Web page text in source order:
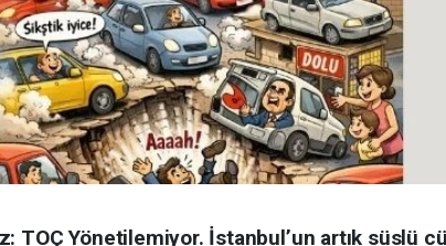
TOÇ Yönetilemiyor. İstanbul’un artık süslü